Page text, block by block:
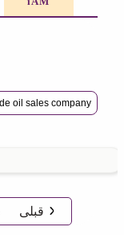
قبلی